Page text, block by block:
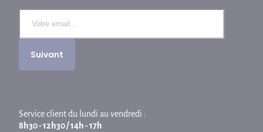
Service client du lundi au vendredi :
8h30 - 12h30 / 14h - 17h